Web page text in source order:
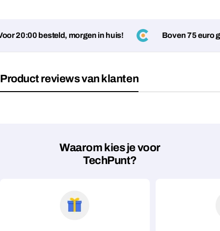
20:00 besteld, morgen in huis! Boven 75 euro
Product reviews van klanten
Waarom kies je voor
TechPunt?